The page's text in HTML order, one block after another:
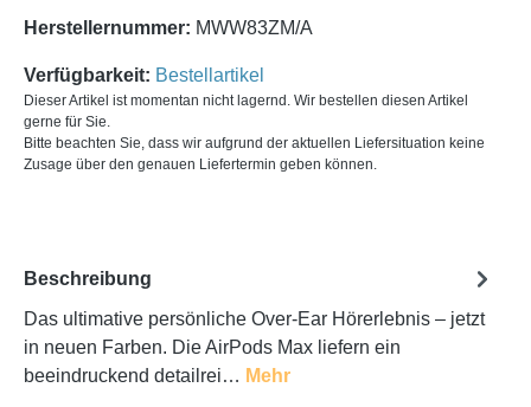
Herstellernummer: MWW83ZM/A
Verfügbarkeit: Bestellartikel
Dieser Artikel ist momentan nicht lagernd. Wir bestellen diesen Artikel
gerne für Sie.
Bitte beachten Sie, dass wir aufgrund der aktuellen Liefersituation keine
Zusage über den genauen Liefertermin geben können.
Beschreibung
Das ultimative persönliche Over-Ear Hörerlebnis – jetzt
in neuen Farben. Die AirPods Max liefern ein
beeindruckend detailrei… Mehr